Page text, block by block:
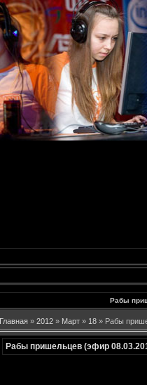
Рабы
Главная » 2012 » Март » 18 » Рабы
Рабы пришельцев (эфир